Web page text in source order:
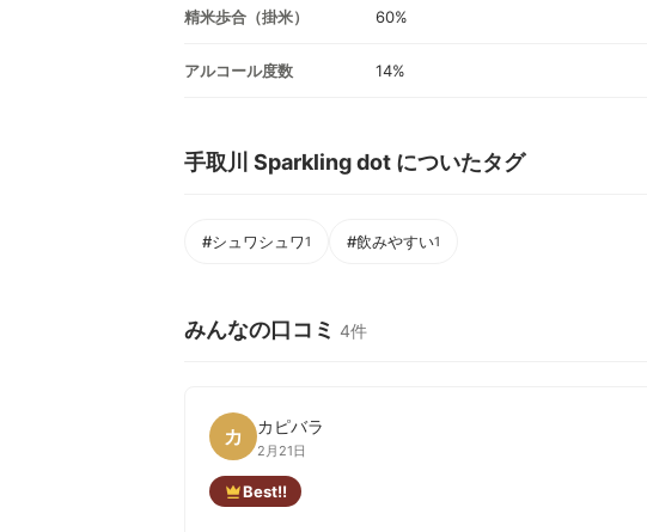
精米歩合（掛米） 60%
アルコール度数 14%
手取川 Sparkling dot についたタグ
#シュワシュワ1 #飲みやすい1
みんなの口コミ 4件
カ カピバラ
2月21日
Best!!